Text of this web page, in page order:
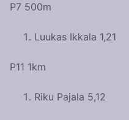
P7 500m
Luukas Ikkala 1,21
P11 1km
Riku Pajala 5,12